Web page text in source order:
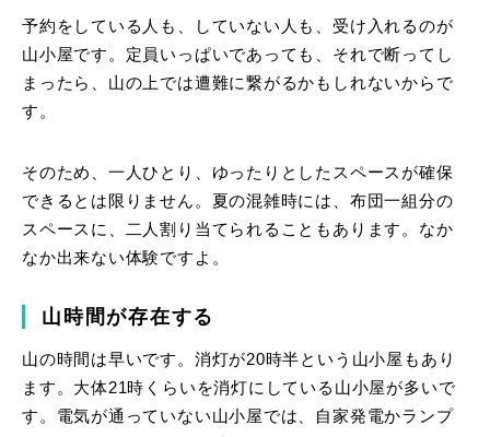
予約をしている人も、していない人も、受け入れるのが
山小屋です。定員いっぱいであっても、それで断ってし
まったら、山の上では遭難に繋がるかもしれないからで
す。
そのため、一人ひとり、ゆったりとしたスペースが確保
できるとは限りません。夏の混雑時には、布団一組分の
スペースに、二人割り当てられることもあります。なか
なか出来ない体験ですよ。
山時間が存在する
山の時間は早いです。消灯が20時半という山小屋もあり
ます。大体21時くらいを消灯にしている山小屋が多いで
す。電気が通っていない山小屋では、自家発電かランプ